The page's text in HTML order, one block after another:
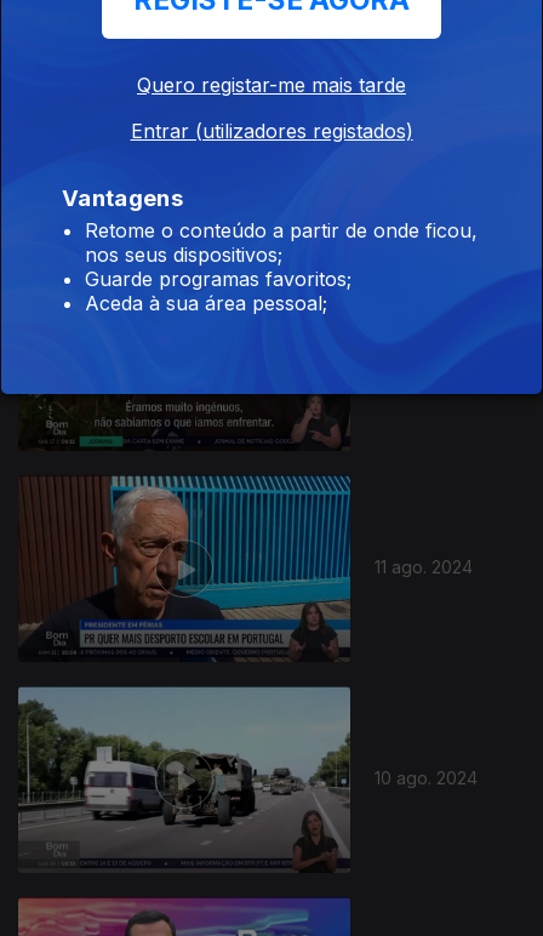
18 ago. 2024
11 ago. 2024
10 ago. 2024
Quero registar-me mais tarde
Entrar (utilizadores registados)
Vantagens
Retome o conteúdo a partir de onde ficou,
nos seus dispositivos;
Guarde programas favoritos;
Aceda à sua área pessoal;